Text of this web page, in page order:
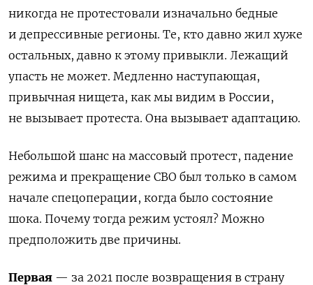
никогда не протестовали изначально бедные
и депрессивные регионы. Те, кто давно жил хуже
остальных, давно к этому привыкли. Лежащий
упасть не может. Медленно наступающая,
привычная нищета, как мы видим в России,
не вызывает протеста. Она вызывает адаптацию.
Небольшой шанс на массовый протест, падение
режима и прекращение СВО был только в самом
начале спецоперации, когда было состояние
шока. Почему тогда режим устоял? Можно
предположить две причины.
Первая — за 2021 после возвращения в страну